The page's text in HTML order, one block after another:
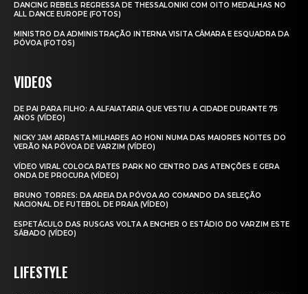
DANCING REBELS REGRESSA DE THESSALONIKI COM OITO MEDALHAS NO
ALL DANCE EUROPE (FOTOS)
MINISTRO DA ADMINISTRAÇÃO INTERNA VISITA CÂMARA E ESQUADRA DA
PÓVOA (FOTOS)
VIDEOS
DE PAI PARA FILHO: A ALFAIATARIA QUE VESTIU A CIDADE DURANTE 75
ANOS (VÍDEO)
NICKY JAM ARRASTA MILHARES AO HONI NUMA DAS MAIORES NOITES DO
VERÃO NA PÓVOA DE VARZIM (VÍDEO)
VÍDEO VIRAL COLOCA RATES PARK NO CENTRO DAS ATENÇÕES E GERA
ONDA DE PROCURA (VÍDEO)
BRUNO TORRES: DA AREIA DA PÓVOA AO COMANDO DA SELEÇÃO
NACIONAL DE FUTEBOL DE PRAIA (VÍDEO)
ESPETÁCULO DAS RUSGAS VOLTA A ENCHER O ESTÁDIO DO VARZIM ESTE
SÁBADO (VÍDEO)
LIFESTYLE